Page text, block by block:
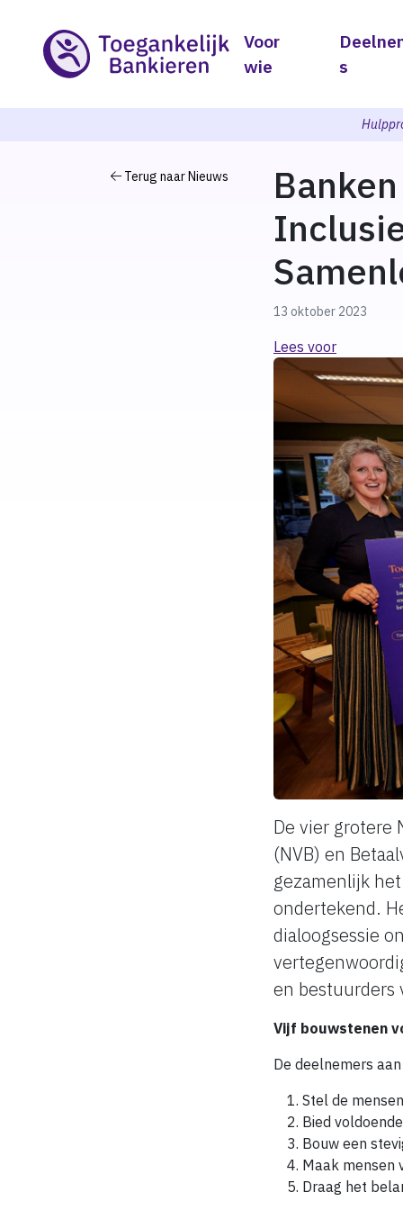
Voor
wie
s
Terug naar Nieuws
13 oktober 2023
Lees voor
De vier grotere
(NVB) en
gezamenlijk
ondertekend.
dialoogsessie
en bestuurders
Vijf bouwstenen
De deelnemers
Stel de
Bied
Bouw een
Maak mensen
Draag het